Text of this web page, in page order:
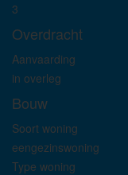
3
Overdracht
Aanvaarding
in overleg
Bouw
Soort woning
eengezinswoning
Type woning